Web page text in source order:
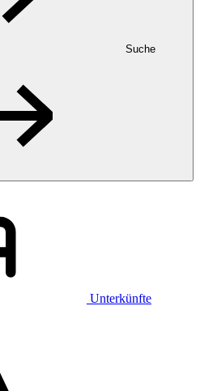
Suche
Unterkünfte